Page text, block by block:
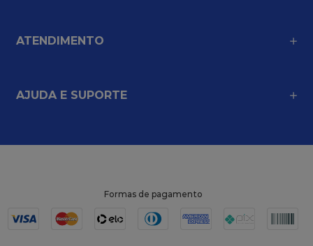
ATENDIMENTO
AJUDA E SUPORTE
Formas de pagamento